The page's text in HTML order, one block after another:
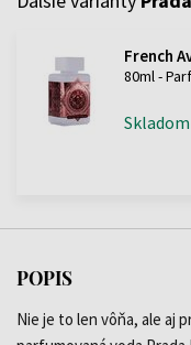
French
80ml -
Skladom
POPIS
Nie je to len vôňa, ale aj